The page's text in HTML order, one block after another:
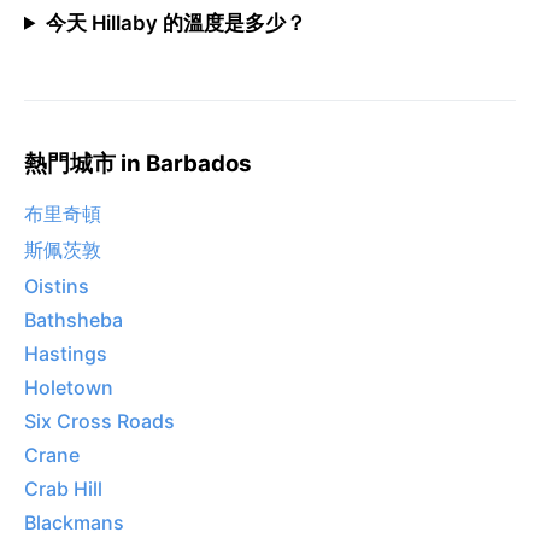
今天 Hillaby 的溫度是多少？
熱門城市 in Barbados
布里奇頓
斯佩茨敦
Oistins
Bathsheba
Hastings
Holetown
Six Cross Roads
Crane
Crab Hill
Blackmans